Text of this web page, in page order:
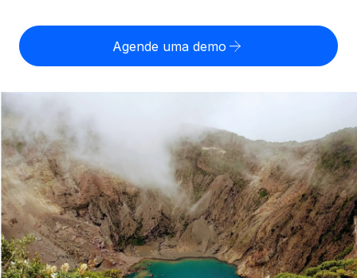
entidades
SERVICES
Perguntar a um especialista
Obtenha apoio especializado em RH e
conformidade globais
Comparar a Remote
Veja como nos comparamos com os outros
Parceiros tecnológicos estratégicos
Integre os RH globais na sua plataforma de forma
flexível
CASE STUDIES
English
Nederlands
Français
Deutsch
Español
Italiano
Início de sessão
Agende uma demo